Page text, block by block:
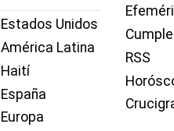
Estados Unidos
América Latina
Haití
España
Europa
RSS